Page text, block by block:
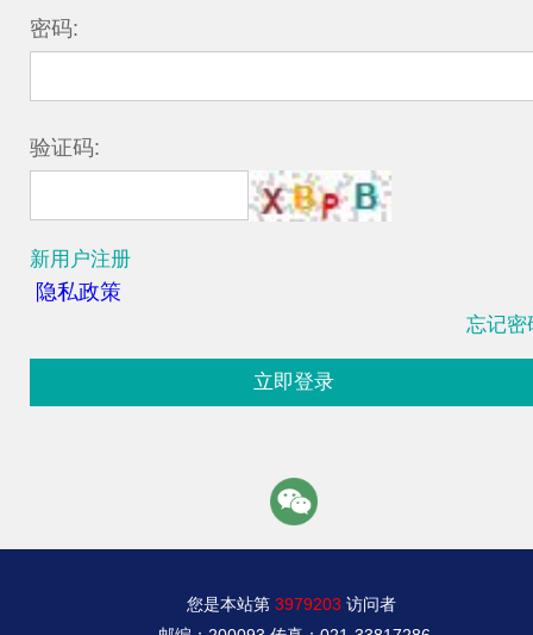
密码:
验证码:
新用户注册
隐私政策
忘记密
立即登录
您是本站第3979203 访问者